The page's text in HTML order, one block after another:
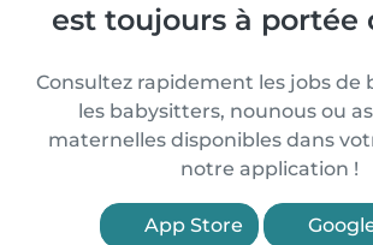
est toujours à portée
Consultez rapidement les jobs de
les babysitters, nounous ou
maternelles disponibles dans
notre application !
App Store